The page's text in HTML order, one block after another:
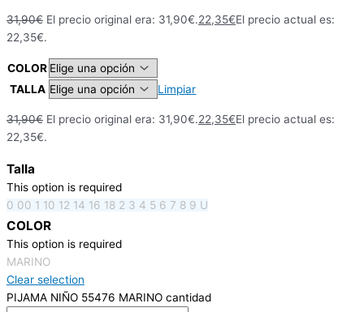
31,90€ El precio original era: 31,90€.22,35€El precio actual es:
22,35€.
COLOR
TALLA
Limpiar
31,90€ El precio original era: 31,90€.22,35€El precio actual es:
22,35€.
Talla
This option is required
0 00 1 10 12 14 16 18 2 3 4 5 6 7 8 9 U
COLOR
This option is required
MARINO
Clear selection
PIJAMA NIÑO 55476 MARINO cantidad